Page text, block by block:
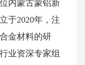
内蒙古蒙铝新
于2020年，注
金材料的研
业资深专家组